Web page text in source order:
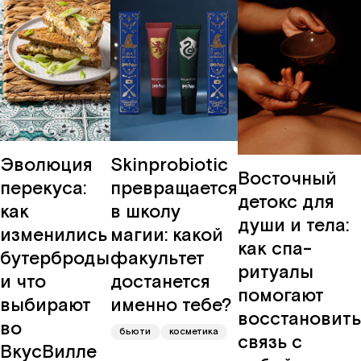
Эволюция
перекуса:
как
изменились
бутерброды
и что
выбирают
во
ВкусВилле
Skinprobiotic
превращается
в школу
магии: какой
факультет
достанется
именно тебе?
бьюти косметика
Восточный
детокс для
души и тела:
как спа-
ритуалы
помогают
восстановить
связь с